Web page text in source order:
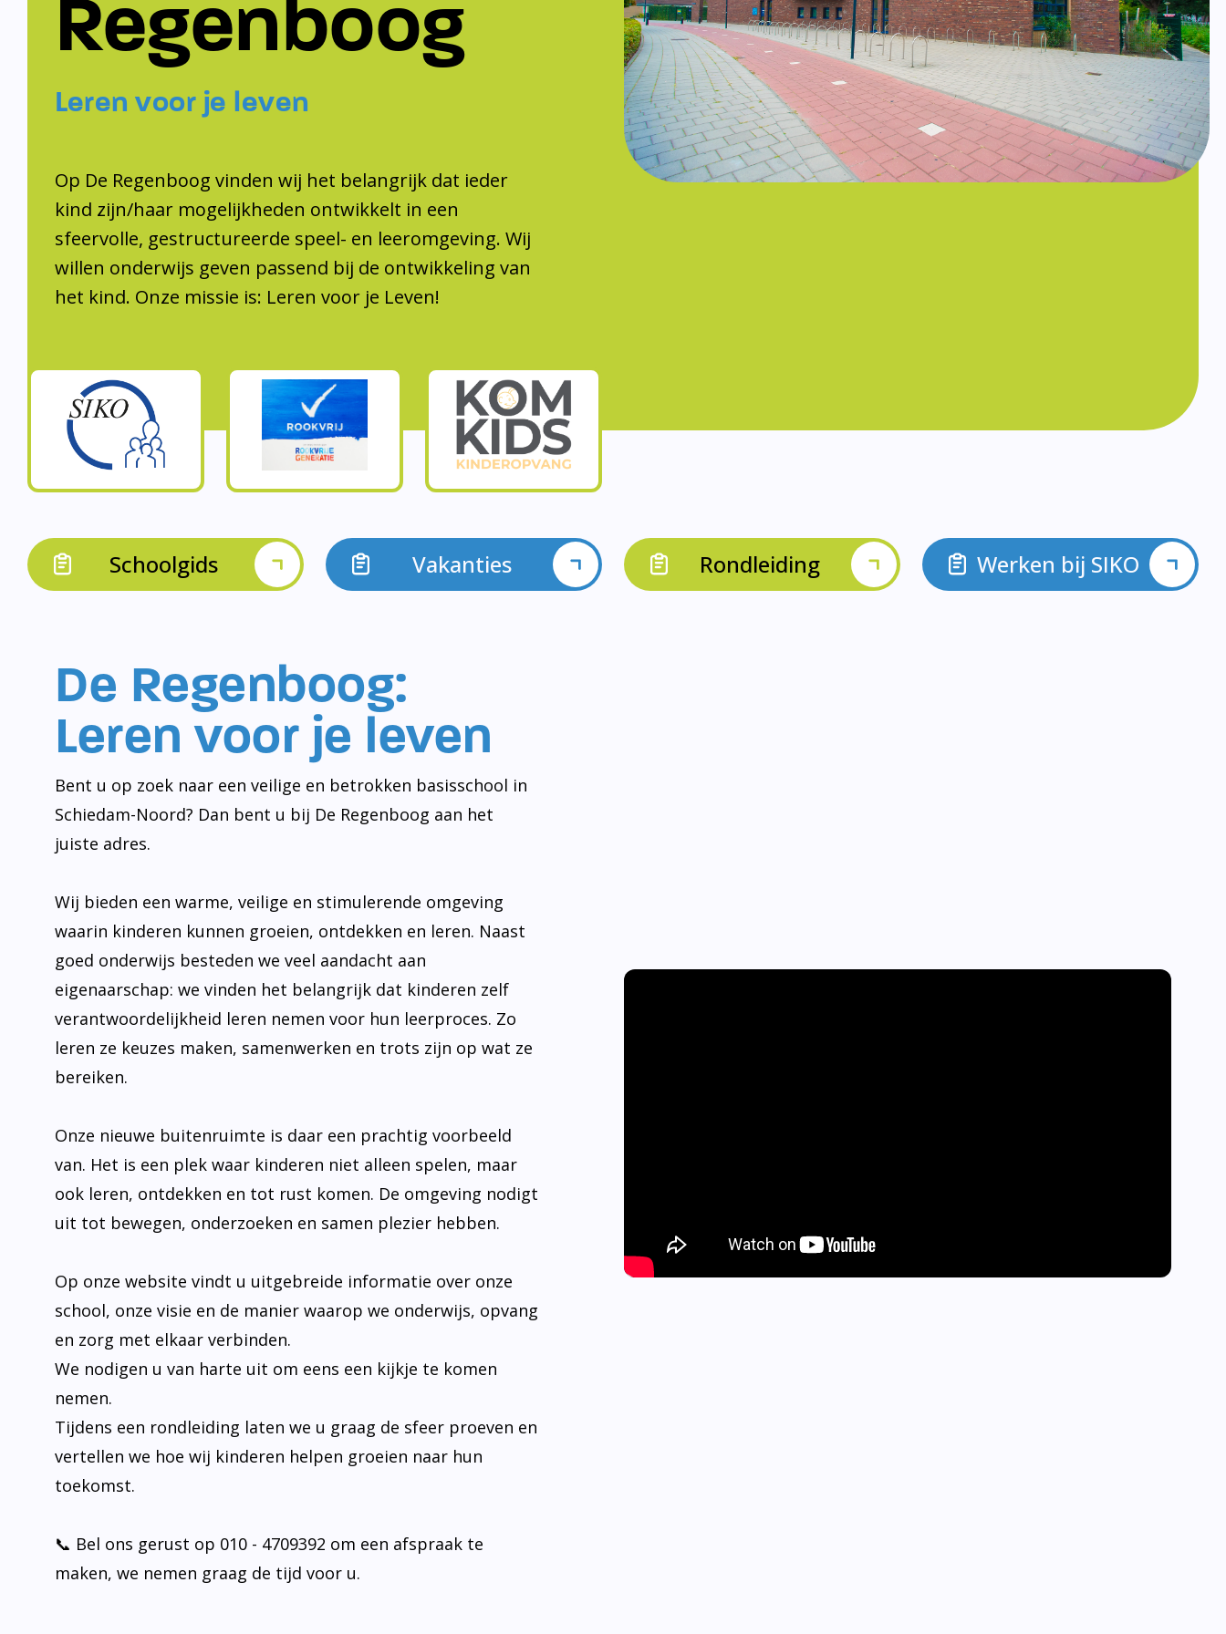
Regenboog
Leren voor je leven
Op De Regenboog vinden wij het belangrijk dat ieder
kind zijn/haar mogelijkheden ontwikkelt in een
sfeervolle, gestructureerde speel- en leeromgeving. Wij
willen onderwijs geven passend bij de ontwikkeling van
het kind. Onze missie is: Leren voor je Leven!
Schoolgids Vakanties Rondleiding Werken bij SIKO
De Regenboog:
Leren voor je leven
Bent u op zoek naar een veilige en betrokken basisschool in
Schiedam-Noord? Dan bent u bij De Regenboog aan het
juiste adres.
Wij bieden een warme, veilige en stimulerende omgeving
waarin kinderen kunnen groeien, ontdekken en leren. Naast
goed onderwijs besteden we veel aandacht aan
eigenaarschap: we vinden het belangrijk dat kinderen zelf
verantwoordelijkheid leren nemen voor hun leerproces. Zo
leren ze keuzes maken, samenwerken en trots zijn op wat ze
bereiken.
Onze nieuwe buitenruimte is daar een prachtig voorbeeld
van. Het is een plek waar kinderen niet alleen spelen, maar
ook leren, ontdekken en tot rust komen. De omgeving nodigt
uit tot bewegen, onderzoeken en samen plezier hebben.
Op onze website vindt u uitgebreide informatie over onze
school, onze visie en de manier waarop we onderwijs, opvang
en zorg met elkaar verbinden.
We nodigen u van harte uit om eens een kijkje te komen
nemen.
Tijdens een rondleiding laten we u graag de sfeer proeven en
vertellen we hoe wij kinderen helpen groeien naar hun
toekomst.
📞 Bel ons gerust op 010 - 4709392 om een afspraak te
maken, we nemen graag de tijd voor u.